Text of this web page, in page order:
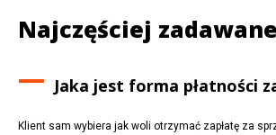
Najczęściej
Jaka jest forma płatności
Klient sam wybiera jak woli otrzymać zapłatę za